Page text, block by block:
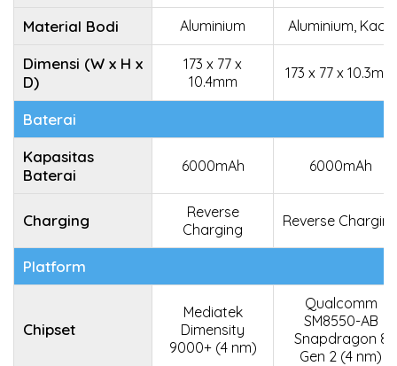
Material Bodi Aluminium Aluminium, Kaca
Dimensi (W x H x
D)
173 x 77 x
10.4mm
173 x 77 x 10.3mm
Baterai
Kapasitas
Baterai
6000mAh 6000mAh
Charging
Reverse
Charging
Reverse
Platform
Chipset
Mediatek
Dimensity
9000+ (4 nm)
Qualcomm
SM8550-AB
Snapdragon 8
Gen 2 (4 nm)